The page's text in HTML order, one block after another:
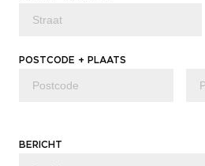
POSTCODE + PLAATS
BERICHT